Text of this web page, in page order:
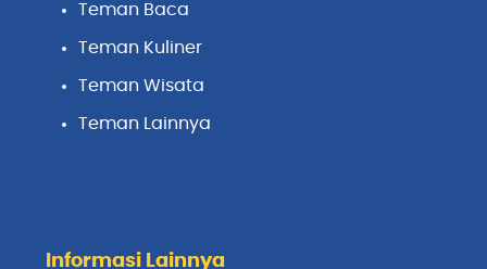
Teman Baca
Teman Kuliner
Teman Wisata
Teman Lainnya
Informasi Lainnya